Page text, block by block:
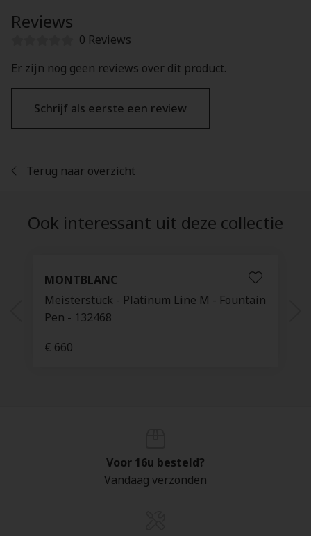
Reviews
0 Reviews
Er zijn nog geen reviews over dit product.
Schrijf als eerste een review
Terug naar overzicht
Ook interessant uit deze collectie
MONTBLANC
Meisterstück - Platinum Line M - Fountain
Pen - 132468
€ 660
Voor 16u besteld?
Vandaag verzonden